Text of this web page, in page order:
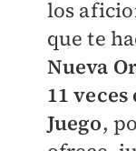
los
que te
Nueva
11
Juego,